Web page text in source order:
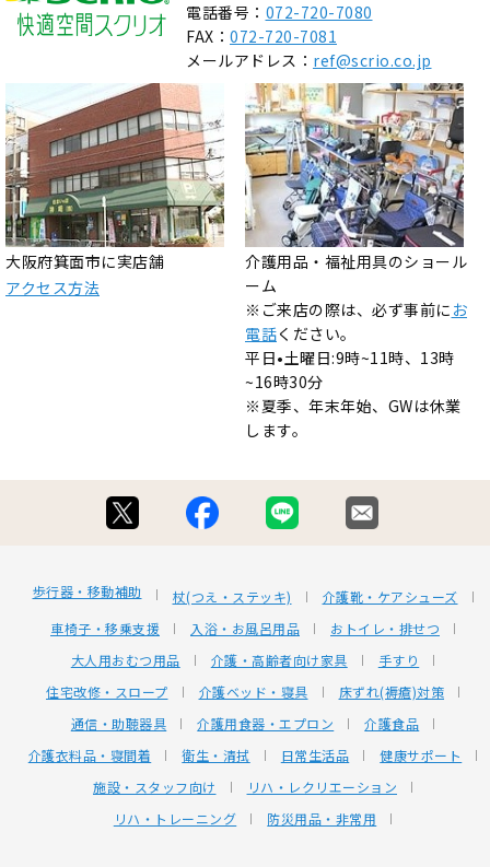
電話番号： 072-720-7080
FAX： 072-720-7081
メールアドレス： ref@scrio.co.jp
大阪府箕面市に実店舗
アクセス方法
介護用品・福祉用具のショール
ーム
※ご来店の際は、必ず事前に お
電話ください。
平日•土曜日:9時~11時、13時
~16時30分
※夏季、年末年始、GWは休業
します。
歩行器・移動補助 杖(つえ・ステッキ)
介護靴・ケアシューズ
車椅子・移乗支援
入浴・お風呂用品
おトイレ・排せつ
大人用おむつ用品
介護・高齢者向け家具
手すり
住宅改修・スロープ
介護ベッド・寝具
床ずれ(褥瘡)対策
通信・助聴器具
介護用食器・エプロン
介護食品
介護衣料品・寝間着
衛生・清拭 日常生活品
健康サポート
施設・スタッフ向け
リハ・レクリエーション
リハ・トレーニング
防災用品・非常用